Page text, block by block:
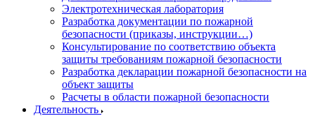
Электротехническая лаборатория
Разработка документации по пожарной
безопасности (приказы, инструкции…)
Консультирование по соответствию объекта
защиты требованиям пожарной безопасности
Разработка декларации пожарной безопасности на
объект защиты
Расчеты в области пожарной безопасности
Деятельность